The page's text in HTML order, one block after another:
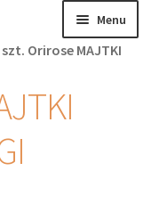
Menu
szt. Orirose MAJTKI